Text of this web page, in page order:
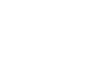
dan fenomena